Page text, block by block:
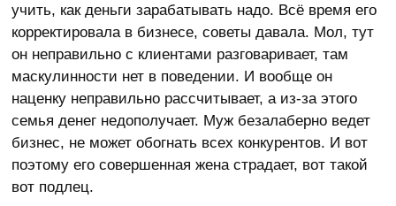
учить, как деньги зарабатывать надо. Всё время его
корректировала в бизнесе, советы давала. Мол, тут
он неправильно с клиентами разговаривает, там
маскулинности нет в поведении. И вообще он
наценку неправильно рассчитывает, а из-за этого
семья денег недополучает. Муж безалаберно ведет
бизнес, не может обогнать всех конкурентов. И вот
поэтому его совершенная жена страдает, вот такой
вот подлец.